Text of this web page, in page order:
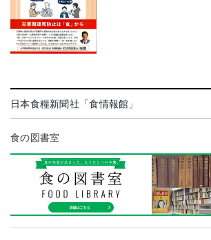
日本食糧新聞社「食情報館」
食の図書室